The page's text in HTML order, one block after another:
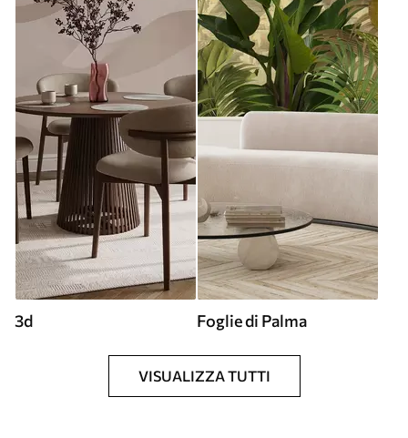
3d Foglie di Palma
VISUALIZZA TUTTI